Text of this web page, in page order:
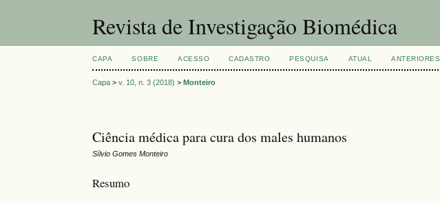
Revista de Investigação Biomédica
CAPA SOBRE ACESSO CADASTRO PESQUISA ATUAL ANTERIORES
Capa >v. 10, n. 3 (2018) >Monteiro
Ciência médica para cura dos males humanos
Sílvio Gomes Monteiro
Resumo